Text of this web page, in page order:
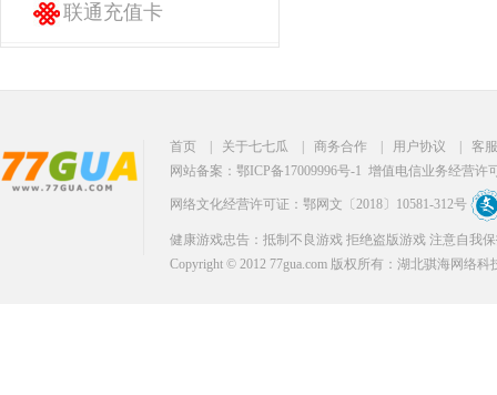
联通充值卡
首页 关于七七瓜 商务合作 用户协议
客
网站备案：鄂ICP备17009996号-1 增值电信业务经营许
网络文化经营许可证：鄂网文〔2018〕10581-312号
健康游戏忠告：抵制不良游戏 拒绝盗版游戏 注意自我
Copyright © 2012 77gua.com 版权所有：湖北骐海网络科